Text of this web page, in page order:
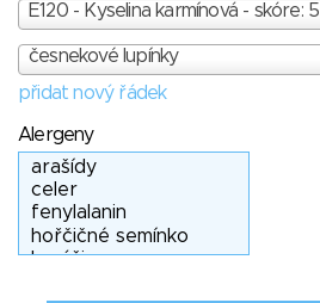
E120 - Kyselina karmínová - skóre: 5
česnekové lupínky
přidat nový řádek
Alergeny